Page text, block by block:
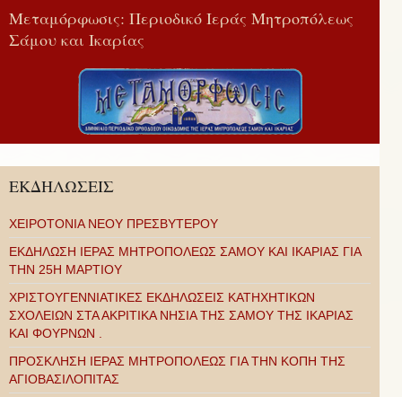
Μεταμόρφωσις: Περιοδικό Ιεράς Μητροπόλεως
Σάμου και Ικαρίας
ΕΚΔΗΛΩΣΕΙΣ
ΧΕΙΡΟΤΟΝΙΑ ΝΕΟΥ ΠΡΕΣΒΥΤΕΡΟΥ
ΕΚΔΗΛΩΣΗ ΙΕΡΑΣ ΜΗΤΡΟΠΟΛΕΩΣ ΣΑΜΟΥ ΚΑΙ ΙΚΑΡΙΑΣ ΓΙΑ
ΤΗΝ 25Η ΜΑΡΤΙΟΥ
ΧΡΙΣΤΟΥΓΕΝΝΙΑΤΙΚΕΣ ΕΚΔΗΛΩΣΕΙΣ ΚΑΤΗΧΗΤΙΚΩΝ
ΣΧΟΛΕΙΩΝ ΣΤΑ ΑΚΡΙΤΙΚΑ ΝΗΣΙΑ ΤΗΣ ΣΑΜΟΥ ΤΗΣ ΙΚΑΡΙΑΣ
ΚΑΙ ΦΟΥΡΝΩΝ .
ΠΡΟΣΚΛΗΣΗ ΙΕΡΑΣ ΜΗΤΡΟΠΟΛΕΩΣ ΓΙΑ ΤΗΝ ΚΟΠΗ ΤΗΣ
ΑΓΙΟΒΑΣΙΛΟΠΙΤΑΣ